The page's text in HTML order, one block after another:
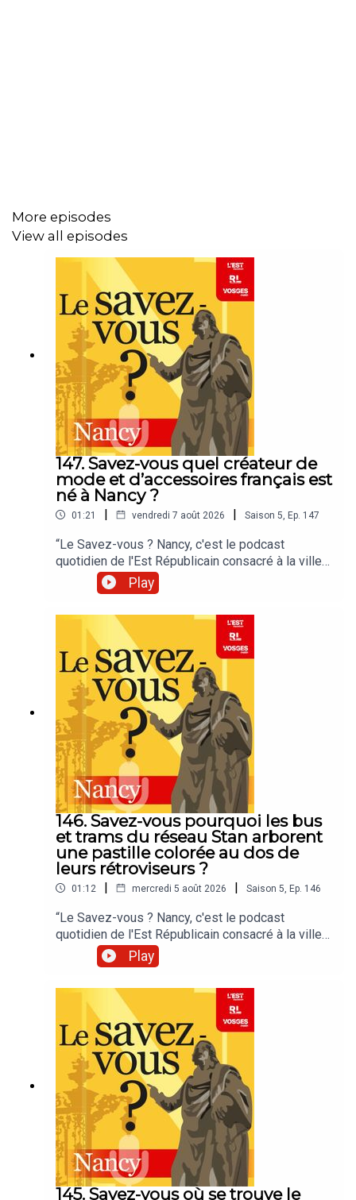
More episodes
View all episodes
147. Savez-vous quel créateur de
mode et d’accessoires français est
né à Nancy ?
01:21 | vendredi 7 août 2026 | Saison 5, Ep. 147
“Le Savez-vous ? Nancy, c'est le podcast
quotidien de l'Est Républicain consacré à la ville
et à tout ce que vous ignorez sur elle.Un podcast
raconté par Jean-Marie Russe basé sur les
articles réalisés par la rédaction locale de Nancy.”
Play
146. Savez-vous pourquoi les bus
et trams du réseau Stan arborent
une pastille colorée au dos de
leurs rétroviseurs ?
01:12 | mercredi 5 août 2026 | Saison 5, Ep. 146
“Le Savez-vous ? Nancy, c'est le podcast
quotidien de l'Est Républicain consacré à la ville
et à tout ce que vous ignorez sur elle.Un podcast
raconté par Jean-Marie Russe basé sur les
articles réalisés par la rédaction locale de Nancy.”
Play
145. Savez-vous où se trouve le